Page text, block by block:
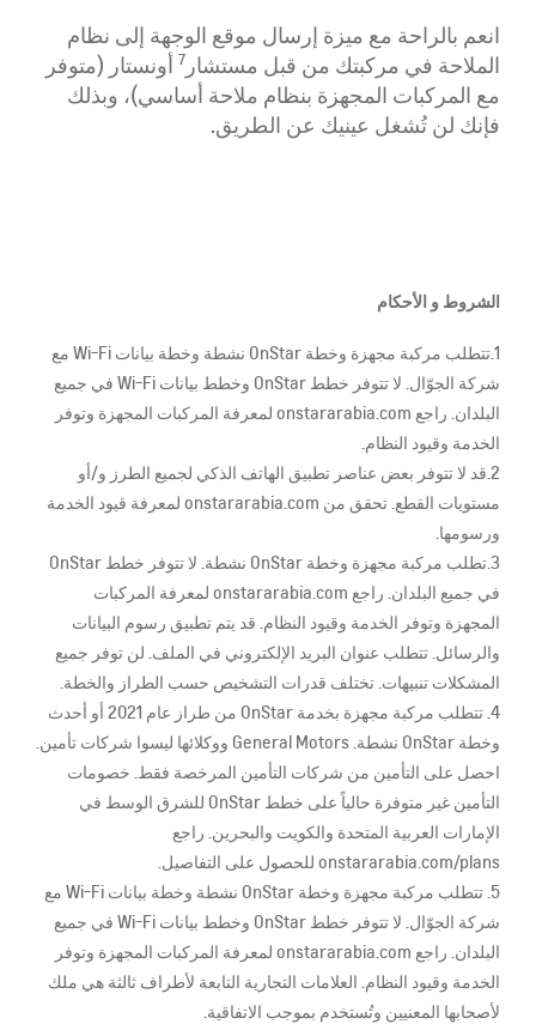
انعم بالراحة مع ميزة إرسال موقع الوجهة إلى نظام
الملاحة في مركبتك من قبل مستشار 7 أونستار (متوفر
مع المركبات المجهزة بنظام ملاحة أساسي)، وبذلك
فإنك لن تُشغل عينيك عن الطريق.
الشروط و الأحكام
1.تتطلب مركبة مجهزة وخطة OnStar نشطة وخطة بيانات Wi-Fi مع
شركة الجوّال. لا تتوفر خطط OnStar وخطط بيانات Wi-Fi في جميع
البلدان. راجع onstararabia.com لمعرفة المركبات المجهزة وتوفر
الخدمة وقيود النظام.
2.قد لا تتوفر بعض عناصر تطبيق الهاتف الذكي لجميع الطرز و/أو
مستويات القطع. تحقق من onstararabia.com لمعرفة قيود الخدمة
ورسومها.
3.تطلب مركبة مجهزة وخطة OnStar نشطة. لا تتوفر خطط OnStar
في جميع البلدان. راجع onstararabia.com لمعرفة المركبات
المجهزة وتوفر الخدمة وقيود النظام. قد يتم تطبيق رسوم البيانات
والرسائل. تتطلب عنوان البريد الإلكتروني في الملف. لن توفر جميع
المشكلات تنبيهات. تختلف قدرات التشخيص حسب الطراز والخطة.
4. تتطلب مركبة مجهزة بخدمة OnStar من طراز عام 2021 أو أحدث
وخطة OnStar نشطة. General Motors ووكلائها ليسوا شركات تأمين.
احصل على التأمين من شركات التأمين المرخصة فقط. خصومات
التأمين غير متوفرة حالياً على خطط OnStar للشرق الوسط في
الإمارات العربية المتحدة والكويت والبحرين. راجع
onstararabia.com/plans للحصول على التفاصيل.
5. تتطلب مركبة مجهزة وخطة OnStar نشطة وخطة بيانات Wi-Fi مع
شركة الجوّال. لا تتوفر خطط OnStar وخطط بيانات Wi-Fi في جميع
البلدان. راجع onstararabia.com لمعرفة المركبات المجهزة وتوفر
الخدمة وقيود النظام. العلامات التجارية التابعة لأطراف ثالثة هي ملك
لأصحابها المعنيين وتُستخدم بموجب الاتفاقية.